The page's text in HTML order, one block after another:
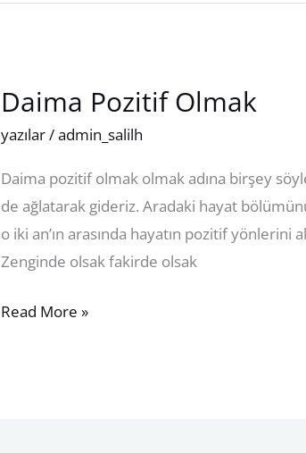
Daima Pozitif Olmak
yazılar/admin_salilh
Daima pozitif olmak olmak adına birşey
de ağlatarak gideriz. Aradaki hayat
o iki an’ın arasında hayatın pozitif yönlerini
Zenginde olsak fakirde olsak
Daima
Pozitif
Read More »